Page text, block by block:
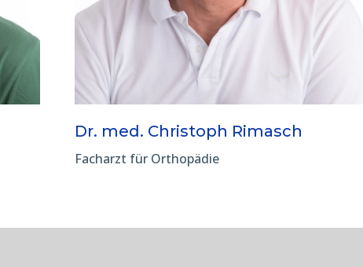
Dr. med. Christoph Rimasch
Facharzt für Orthopädie